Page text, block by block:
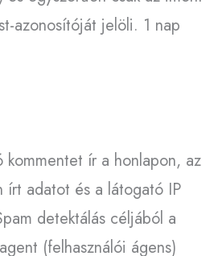
azonosítóját jelöli. 1 nap
ír a honlapon, az
írt adatot és a látogató IP
detektálás céljából a
(felhasználói ágens)